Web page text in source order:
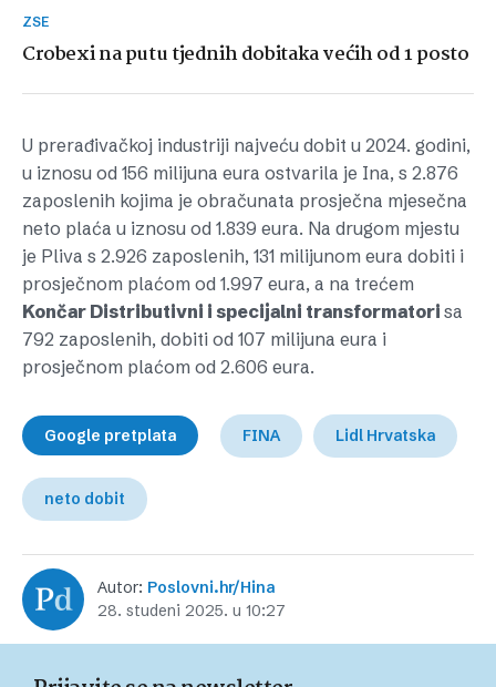
ZSE
Crobexi na putu tjednih dobitaka većih od 1 posto
U prerađivačkoj industriji najveću dobit u 2024. godini,
u iznosu od 156 milijuna eura ostvarila je Ina, s 2.876
zaposlenih kojima je obračunata prosječna mjesečna
neto plaća u iznosu od 1.839 eura. Na drugom mjestu
je Pliva s 2.926 zaposlenih, 131 milijunom eura dobiti i
prosječnom plaćom od 1.997 eura, a na trećem
Končar Distributivni i specijalni transformatori sa
792 zaposlenih, dobiti od 107 milijuna eura i
prosječnom plaćom od 2.606 eura.
Google pretplata FINA Lidl Hrvatska
neto dobit
Autor: Poslovni.hr/Hina
28. studeni 2025. u 10:27